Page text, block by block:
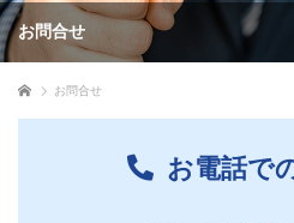
お問合せ
ホーム お問合せ
お電話で